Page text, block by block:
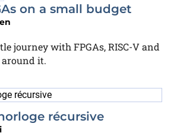
on a small budget
journey with FPGAs, RISC-V and
around it.
récursive